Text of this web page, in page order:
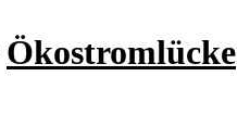
Ökostromlücke